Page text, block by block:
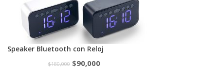
Speaker Bluetooth con Reloj
$180,000 $90,000